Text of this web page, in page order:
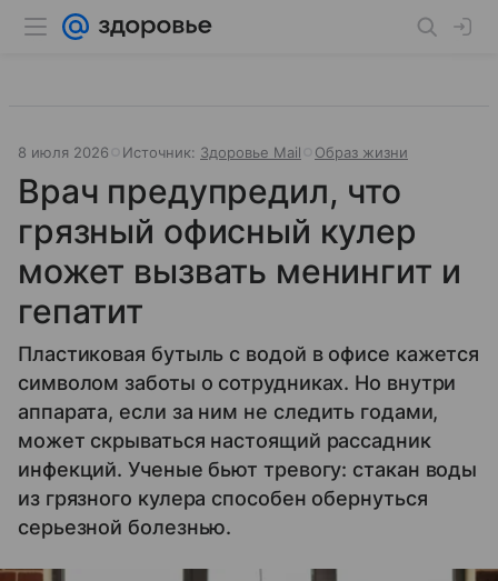
8 июля 2026 Источник: Здоровье Mail Образ жизни
Врач предупредил, что
грязный офисный кулер
может вызвать менингит и
гепатит
Пластиковая бутыль с водой в офисе кажется
символом заботы о сотрудниках. Но внутри
аппарата, если за ним не следить годами,
может скрываться настоящий рассадник
инфекций. Ученые бьют тревогу: стакан воды
из грязного кулера способен обернуться
серьезной болезнью.